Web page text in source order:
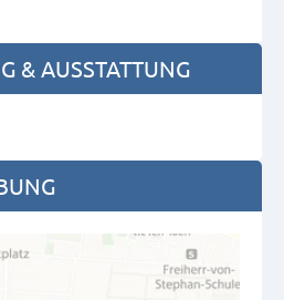
& AUSSTATTUNG